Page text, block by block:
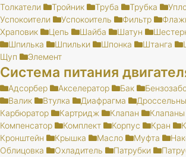
Толкатели
Тройник Труба Трубка
Успокоители
Успокоитель Фильтр
Храповик
Цепь Шайба Шатун
Шпилька
Шпильки Шпонка Штанга
Щуп
Элемент
Система питания
Адсорбер Акселератор Бак
Валик
Втулка Диафрагма
Карбюратор
Картридж Клапан Клапаны
Компенсатор
Комплект Корпус Кран
Кронштейн
Крышка Масло Муфта
Облицовка
Охладитель Патрубки